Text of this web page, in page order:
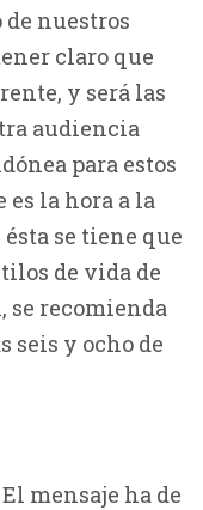
nuestros
claro que
y será las
audiencia
para estos
la hora a la
se tiene que
de vida de
se recomienda
seis y ocho de
El mensaje ha de